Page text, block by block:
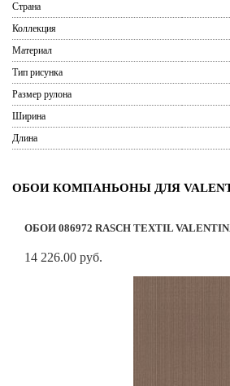
Страна
Коллекция
Материал
Тип рисунка
Размер рулона
Ширина
Длина
ОБОИ КОМПАНЬОНЫ ДЛЯ
ОБОИ 086972 RASCH TEXTIL
14 226.00 руб.